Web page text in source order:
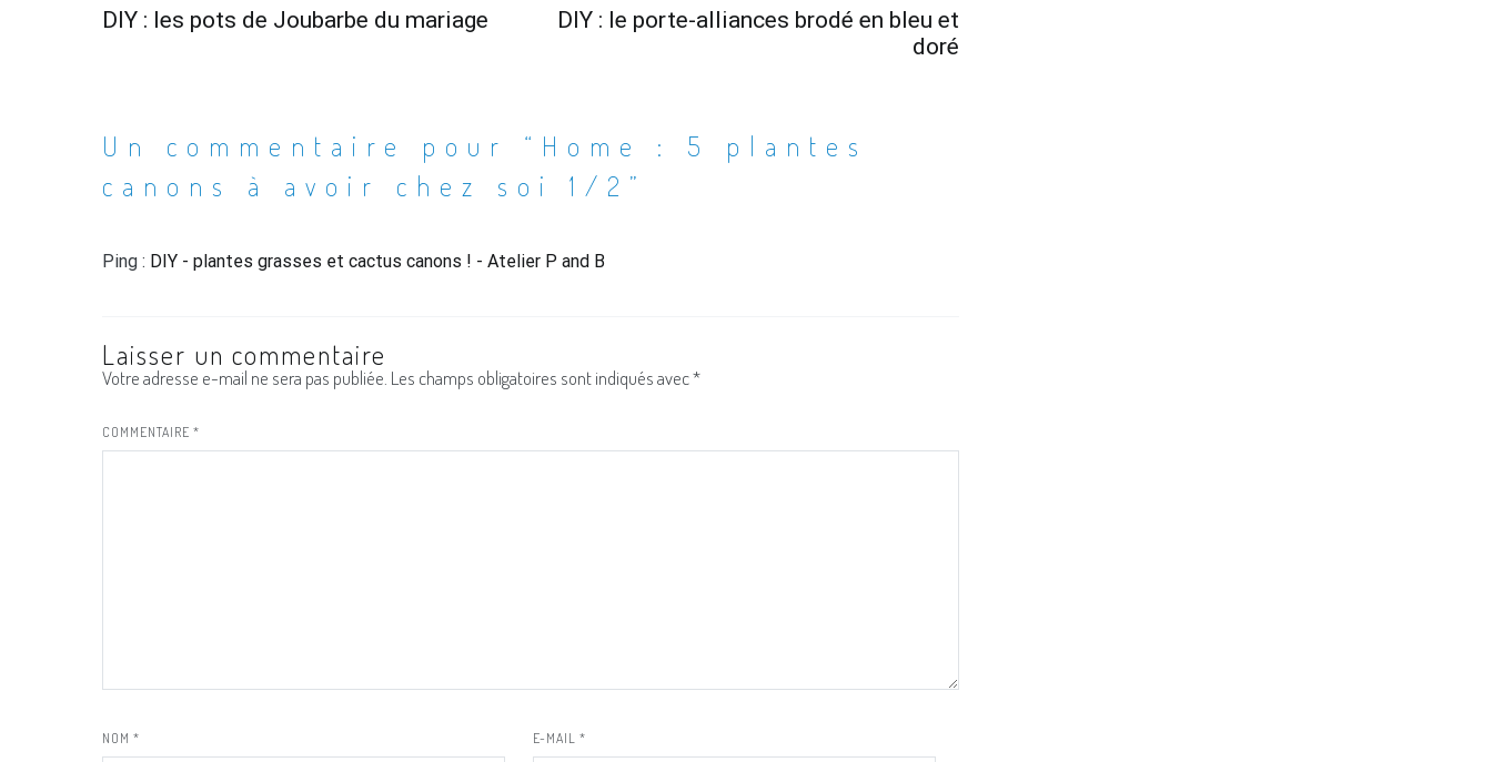
DIY : les pots de Joubarbe du mariage
DIY : le porte-alliances brodé en bleu et
doré
Un commentaire pour “ Home : 5 plantes
canons à avoir chez soi 1/2 ”
Ping : DIY - plantes grasses et cactus canons ! - Atelier P and B
Laisser un commentaire
Votre adresse e-mail ne sera pas publiée. Les champs obligatoires sont indiqués avec*
COMMENTAIRE *
NOM * E-MAIL*